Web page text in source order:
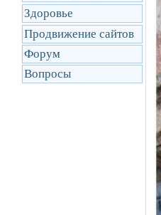
Здоровье
Продвижение сайтов
Форум
Вопросы